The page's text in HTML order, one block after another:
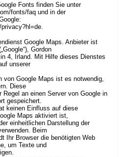
Fonts finden Sie unter
fonts/faq und in der
.
Google Maps. Anbieter ist
Gordon
4, Irland. Mit Hilfe dieses Dienstes
unserer
von Google Maps ist es notwendig,
Diese
Regel an einen Server von Google in
gespeichert.
keinen Einfluss auf diese
Maps aktiviert ist,
einheitlichen Darstellung der
Beim
Ihr Browser die benötigten Web
um Texte und